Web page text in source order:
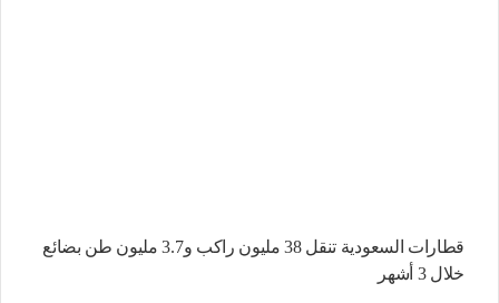
قطارات السعودية تنقل 38 مليون راكب و3.7 مليون طن بضائع
خلال 3 أشهر